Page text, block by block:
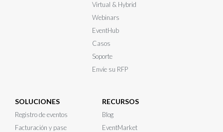
Virtual & Hybrid
Webinars
EventHub
Casos
Soporte
Envíe su RFP
SOLUCIONES
Registro de eventos
Facturación y pase
RECURSOS
Blog
EventMarket